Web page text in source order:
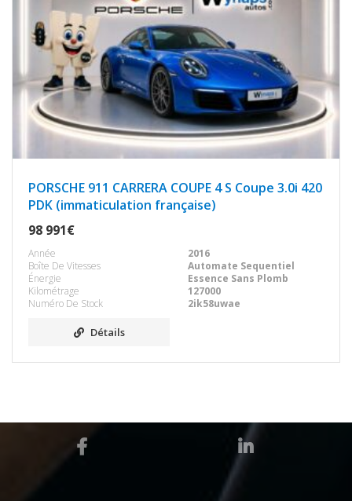
PORSCHE 911 CARRERA COUPE 4 S Coupe 3.0i 420
PDK (immaticulation française)
98 991€
Année
2016
Boîte De Vitesses
Automate Sequentiel
Énergie
Essence Sans Plomb
Kilométrage
127000
Numéro De Stock
2ik58uwae
Détails